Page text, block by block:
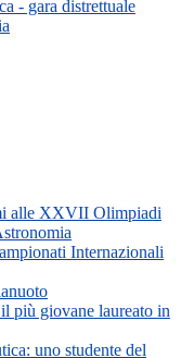
- gara distrettuale
alle XXVII Olimpiadi
Internazionali
più giovane laureato in
uno studente del